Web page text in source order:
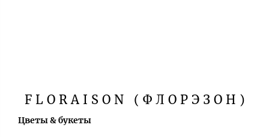
FLORAISON (ФЛОРЭЗОН)
Цветы & букеты